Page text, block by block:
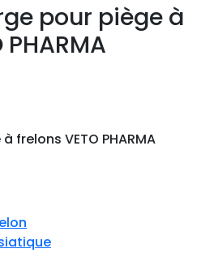
pour piège à
frelons VETO PHARMA